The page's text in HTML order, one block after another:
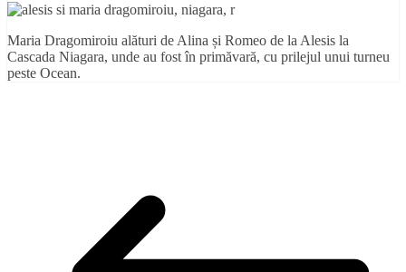
Maria Dragomiroiu alături de Alina și Romeo de la Alesis la
Cascada Niagara, unde au fost în primăvară, cu prilejul unui turneu
peste Ocean.